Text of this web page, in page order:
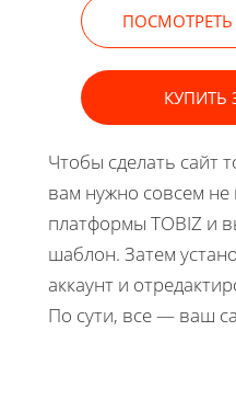
КУПИТЬ
Чтобы сделать сайт
вам нужно совсем не
платформы TOBIZ и
шаблон. Затем
аккаунт и
По сути, все — ваш